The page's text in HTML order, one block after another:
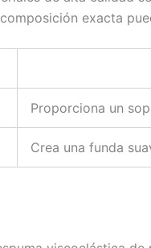
exacta
Proporciona un
Crea una funda